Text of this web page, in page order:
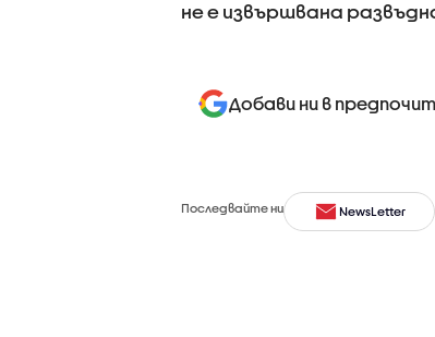
не е извършвана
Добави ни в
Последвайте ни NewsLetter